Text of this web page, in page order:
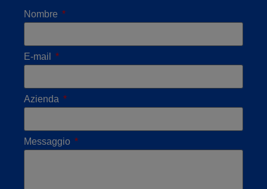
Nombre
E-mail
Azienda
Messaggio